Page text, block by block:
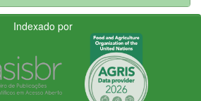
Indexado por